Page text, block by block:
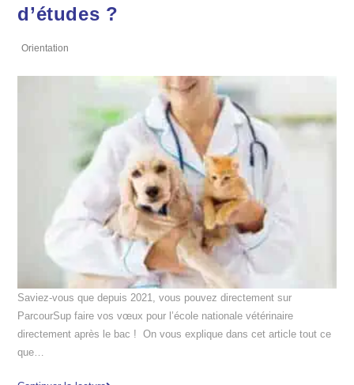
d’études ?
Orientation
Saviez-vous que depuis 2021, vous pouvez directement sur
ParcourSup faire vos vœux pour l’école nationale vétérinaire
directement après le bac ! On vous explique dans cet article tout ce
que…